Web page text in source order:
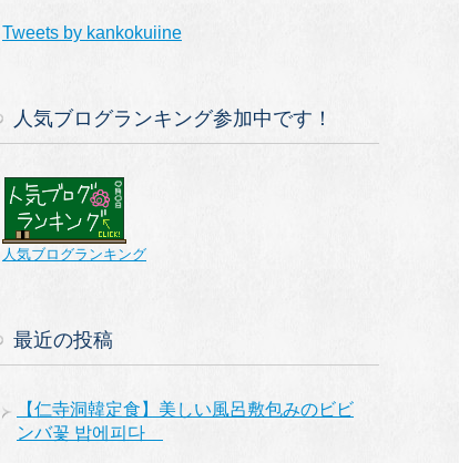
Tweets by kankokuiine
人気ブログランキング参加中です！
人気ブログランキング
最近の投稿
【仁寺洞韓定食】美しい風呂敷包みのビビ
ンバ꽃 밥에피다